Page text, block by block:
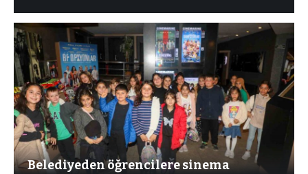
Belediyeden öğrencilere sinema